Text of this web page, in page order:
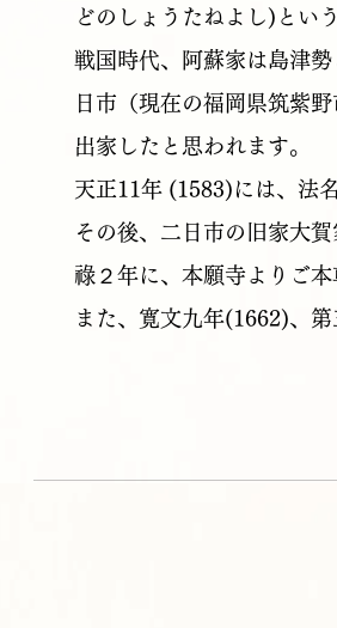
どのしょうたねよし)とい
戦国時代、阿蘇家は島津
日市（現在の福岡県筑紫
出家したと思われます。
天正11年 (1583)には、法
その後、二日市の旧家大
祿２年に、本願寺よりご
また、寛文九年(1662)、